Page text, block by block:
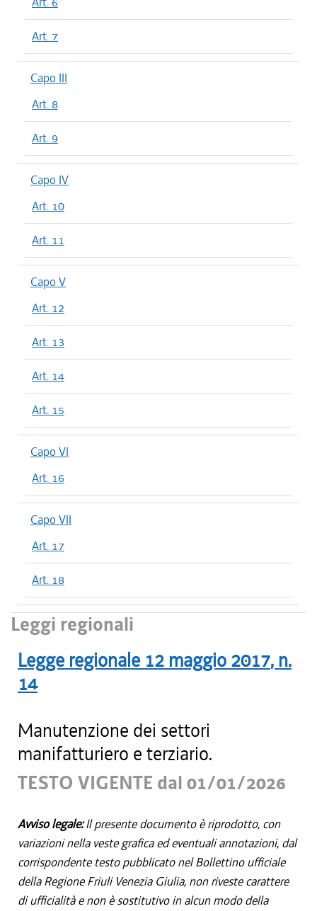
Art. 7
Capo III
Art. 8
Art. 9
Capo IV
Art. 10
Art. 11
Capo V
Art. 12
Art. 13
Art. 14
Art. 15
Capo VI
Art. 16
Capo VII
Art. 17
Art. 18
Leggi regionali
Legge regionale 12 maggio 2017, n.
14
Manutenzione dei settori
manifatturiero e terziario.
TESTO VIGENTE dal 01/01/2026
Avviso legale:Il presente documento è riprodotto, con
variazioni nella veste grafica ed eventuali annotazioni, dal
corrispondente testo pubblicato nel Bollettino ufficiale
della Regione Friuli Venezia Giulia, non riveste carattere
di ufficialità e non è sostitutivo in alcun modo della